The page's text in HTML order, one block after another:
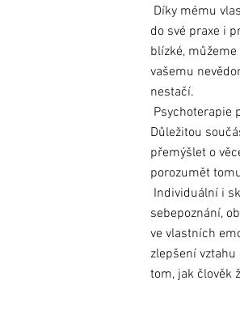
Díky mému
do své praxe i
blízké,
vašemu
nestačí.
Psychoterapie
Důležitou
přemýšlet o
porozumět
Individuální i
sebepoznání,
ve vlastních
zlepšení
tom, jak člověk